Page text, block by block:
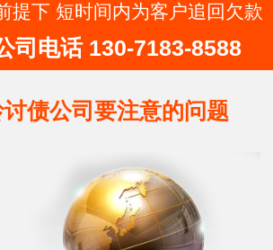
提下 短时间内为客户追回欠款
司电话 130-7183-8588
债公司要注意的问题